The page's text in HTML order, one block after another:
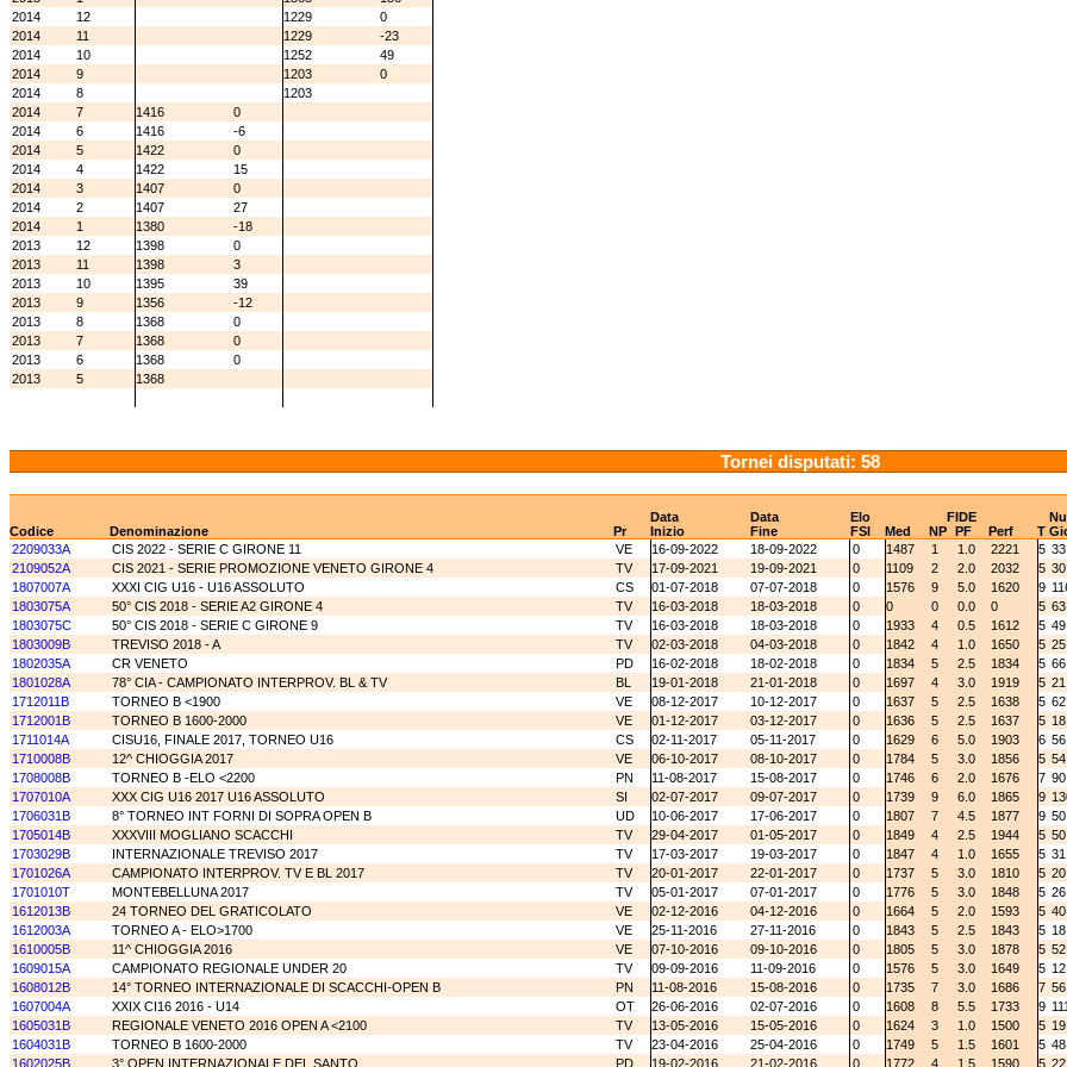
2014
12 1229
0
2014
11 1229
-23
2014
10 1252
49
2014
9 1203
0
2014
8
1203
2014
7 1416
0
2014
6 1416
-6
2014
5 1422
0
2014
4 1422
15
2014
3 1407
0
2014
2 1407
27
2014
1 1380
-18
2013
12 1398
0
2013
11 1398
3
2013
10 1395
39
2013
9 1356
-12
2013
8 1368
0
2013
7 1368
0
2013
6 1368
0
2013
5 1368
Tornei disputati: 58
Data Data Elo FIDE
Codice
Denominazione Pr Inizio Fine FSI Med NP PF Perf T
2209033A
CIS 2022 - SERIE C GIRONE 11 VE 16-09-2022 18-09-2022 0 1487 1 1.0 2221 5 33
2109052A
CIS 2021 - SERIE PROMOZIONE VENETO GIRONE 4 TV 17-09-2021 19-09-2021 0 1109 2 2.0 2032 5 30
1807007A
XXXI CIG U16 - U16 ASSOLUTO CS 01-07-2018 07-07-2018 0 1576 9 5.0 1620 9
1803075A
50° CIS 2018 - SERIE A2 GIRONE 4 TV 16-03-2018 18-03-2018 0 0 0 0.0 0 5 63
1803075C
50° CIS 2018 - SERIE C GIRONE 9 TV 16-03-2018 18-03-2018 0 1933 4 0.5 1612 5 49
1803009B
TREVISO 2018 - A TV 02-03-2018 04-03-2018 0 1842 4 1.0 1650 5 25
1802035A
CR VENETO PD 16-02-2018 18-02-2018 0 1834 5 2.5 1834 5 66
1801028A
78° CIA - CAMPIONATO INTERPROV. BL & TV BL 19-01-2018 21-01-2018 0 1697 4 3.0 1919 5 21
1712011B
TORNEO B <1900 VE 08-12-2017 10-12-2017 0 1637 5 2.5 1638 5 62
1712001B
TORNEO B 1600-2000 VE 01-12-2017 03-12-2017 0 1636 5 2.5 1637 5 18
1711014A
CISU16, FINALE 2017, TORNEO U16 CS 02-11-2017 05-11-2017 0 1629 6 5.0 1903 6 56
1710008B
12^ CHIOGGIA 2017 VE 06-10-2017 08-10-2017 0 1784 5 3.0 1856 5 54
1708008B
TORNEO B -ELO <2200 PN 11-08-2017 15-08-2017 0 1746 6 2.0 1676 7 90
1707010A
XXX CIG U16 2017 U16 ASSOLUTO SI 02-07-2017 09-07-2017 0 1739 9 6.0 1865 9
1706031B
8° TORNEO INT FORNI DI SOPRA OPEN B UD 10-06-2017 17-06-2017 0 1807 7 4.5 1877 9 50
1705014B
XXXVIII MOGLIANO SCACCHI TV 29-04-2017 01-05-2017 0 1849 4 2.5 1944 5 50
1703029B
INTERNAZIONALE TREVISO 2017 TV 17-03-2017 19-03-2017 0 1847 4 1.0 1655 5 31
1701026A
CAMPIONATO INTERPROV. TV E BL 2017 TV 20-01-2017 22-01-2017 0 1737 5 3.0 1810 5 20
1701010T
MONTEBELLUNA 2017 TV 05-01-2017 07-01-2017 0 1776 5 3.0 1848 5 26
1612013B
24 TORNEO DEL GRATICOLATO VE 02-12-2016 04-12-2016 0 1664 5 2.0 1593 5 40
1612003A
TORNEO A - ELO>1700 VE 25-11-2016 27-11-2016 0 1843 5 2.5 1843 5 18
1610005B
11^ CHIOGGIA 2016 VE 07-10-2016 09-10-2016 0 1805 5 3.0 1878 5 52
1609015A
CAMPIONATO REGIONALE UNDER 20 TV 09-09-2016 11-09-2016 0 1576 5 3.0 1649 5 12
1608012B
14° TORNEO INTERNAZIONALE DI SCACCHI-OPEN B PN 11-08-2016 15-08-2016 0 1735 7 3.0 1686 7 56
1607004A
XXIX CI16 2016 - U14 OT 26-06-2016 02-07-2016 0 1608 8 5.5 1733 9 111
1605031B
REGIONALE VENETO 2016 OPEN A <2100 TV 13-05-2016 15-05-2016 0 1624 3 1.0 1500 5 19
1604031B
TORNEO B 1600-2000 TV 23-04-2016 25-04-2016 0 1749 5 1.5 1601 5 48
1602025B
3° OPEN INTERNAZIONALE DEL SANTO PD 19-02-2016 21-02-2016 0 1772 4 1.5 1590 5 22